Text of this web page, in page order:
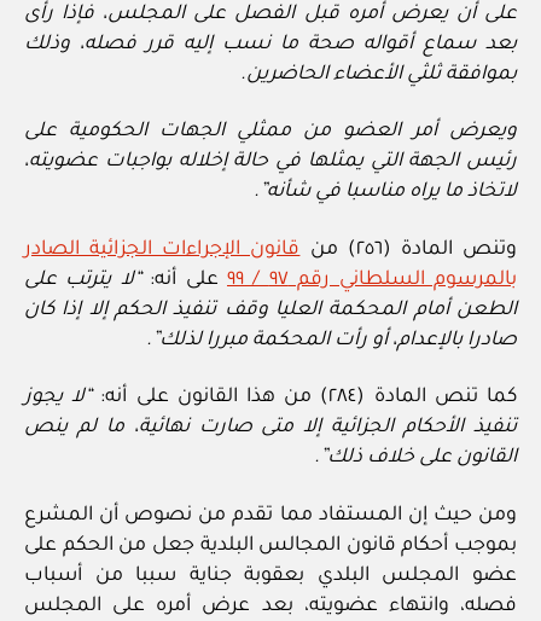
على أن يعرض أمره قبل الفصل على المجلس، فإذا رأى
بعد سماع أقواله صحة ما نسب إليه قرر فصله، وذلك
بموافقة ثلثي الأعضاء الحاضرين.
ويعرض أمر العضو من ممثلي الجهات الحكومية على
رئيس الجهة التي يمثلها في حالة إخلاله بواجبات عضويته،
لاتخاذ ما يراه مناسبا في شأنه”.
وتنص المادة (٢٥٦) من
قانون الإجراءات الجزائية الصادر
بالمرسوم السلطاني رقم ٩٧ / ٩٩
على أنه:“لا يترتب على
الطعن أمام المحكمة العليا وقف تنفيذ الحكم إلا إذا كان
صادرا بالإعدام، أو رأت المحكمة مبررا لذلك”.
كما تنص المادة (٢٨٤) من هذا القانون على أنه:
“لا يجوز
تنفيذ الأحكام الجزائية إلا متى صارت نهائية، ما لم ينص
القانون على خلاف ذلك”.
ومن حيث إن المستفاد مما تقدم من نصوص أن المشرع
بموجب أحكام قانون المجالس البلدية جعل من الحكم على
عضو المجلس البلدي بعقوبة جناية سببا من أسباب
فصله، وانتهاء عضويته، بعد عرض أمره على المجلس